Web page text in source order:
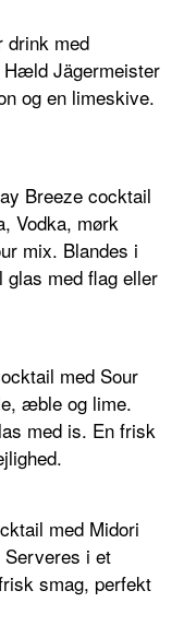
drink med
Hæld Jägermeister
og en limeskive.
Breeze cocktail
Vodka, mørk
mix. Blandes i
med flag eller
med Sour
æble og lime.
med is. En frisk
med Midori
Serveres i et
smag, perfekt